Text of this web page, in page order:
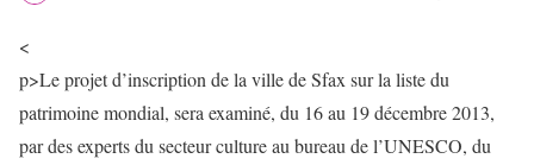
<
p>Le projet d’inscription de la ville de Sfax sur la liste du
patrimoine mondial, sera examiné, du 16 au 19 décembre 2013,
par des experts du secteur culture au bureau de l’UNESCO, du